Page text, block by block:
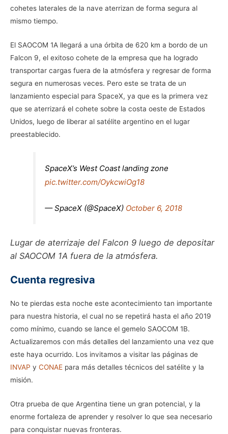
cohetes laterales de la nave aterrizan de forma segura al
mismo tiempo.
El SAOCOM 1A llegará a una órbita de 620 km a bordo de un
Falcon 9, el exitoso cohete de la empresa que ha logrado
transportar cargas fuera de la atmósfera y regresar de forma
segura en numerosas veces. Pero este se trata de un
lanzamiento especial para SpaceX, ya que es la primera vez
que se aterrizará el cohete sobre la costa oeste de Estados
Unidos, luego de liberar al satélite argentino en el lugar
preestablecido.
SpaceX’s West Coast landing zone
pic.twitter.com/OykcwiOg18
— SpaceX (@SpaceX) October 6, 2018
Lugar de aterrizaje del Falcon 9 luego de depositar
al SAOCOM 1A fuera de la atmósfera.
Cuenta regresiva
No te pierdas esta noche este acontecimiento tan importante
para nuestra historia, el cual no se repetirá hasta el año 2019
como mínimo, cuando se lance el gemelo SAOCOM 1B.
Actualizaremos con más detalles del lanzamiento una vez que
este haya ocurrido. Los invitamos a visitar las páginas de
INVAP y CONAE para más detalles técnicos del satélite y la
misión.
Otra prueba de que Argentina tiene un gran potencial, y la
enorme fortaleza de aprender y resolver lo que sea necesario
para conquistar nuevas fronteras.